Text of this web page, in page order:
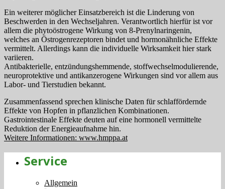
Ein weiterer möglicher Einsatzbereich ist die Linderung von
Beschwerden in den Wechseljahren. Verantwortlich hierfür ist vor
allem die phytoöstrogene Wirkung von 8-Prenylnaringenin,
welches an Östrogenrezeptoren bindet und hormonähnliche Effekte
vermittelt. Allerdings kann die individuelle Wirksamkeit hier stark
variieren.
Antibakterielle, entzündungshemmende, stoffwechselmodulierende,
neuroprotektive und antikanzerogene Wirkungen sind vor allem aus
Labor- und Tierstudien bekannt.
Zusammenfassend sprechen klinische Daten für schlaffördernde
Effekte von Hopfen in pflanzlichen Kombinationen.
Gastrointestinale Effekte deuten auf eine hormonell vermittelte
Reduktion der Energieaufnahme hin.
Weitere Informationen: www.hmppa.at
Service
Allgemein